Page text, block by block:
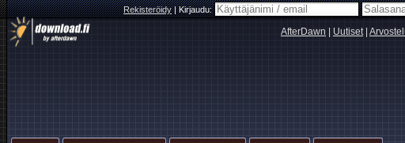
Rekisteröidy|Kirjaudu:
AfterDawn Uutiset|